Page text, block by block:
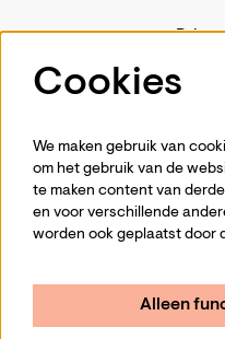
Schrijf je in
Cookies
We maken gebruik van
om het gebruik van de
te maken content van
en voor verschillende
worden ook geplaatst door
Alleen